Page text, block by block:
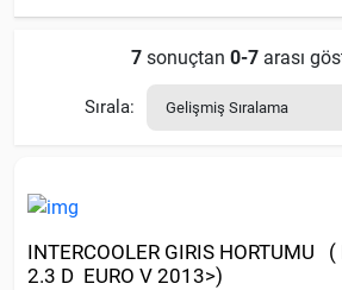
7 sonuçtan 0-7 arası
Sırala:
INTERCOOLER GIRIS HORTUMU (
2.3 D EURO V 2013>)